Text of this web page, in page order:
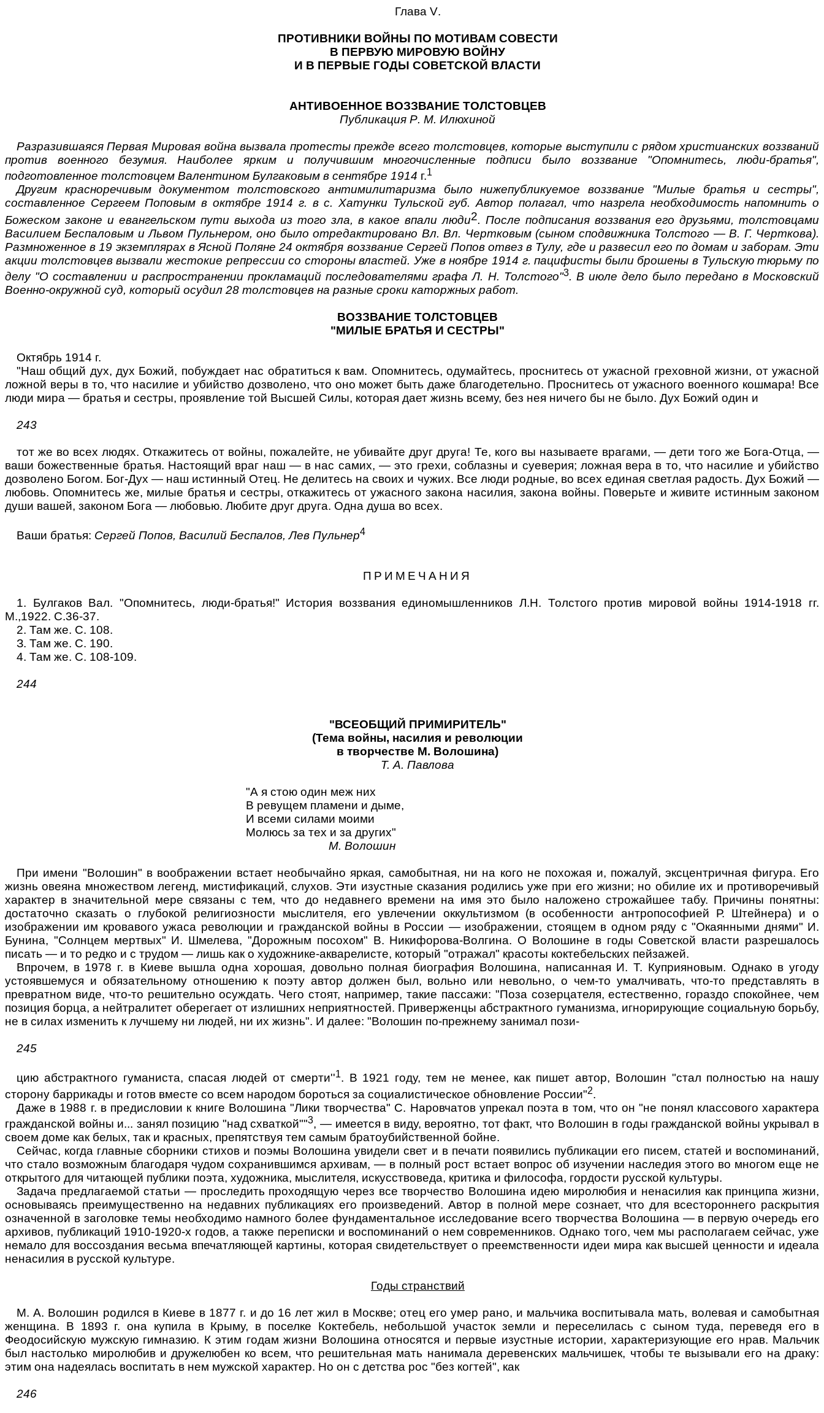
Глава V.
ПРОТИВНИКИ ВОЙНЫ ПО МОТИВАМ СОВЕСТИ
В ПЕРВУЮ МИРОВУЮ ВОЙНУ
И В ПЕРВЫЕ ГОДЫ СОВЕТСКОЙ ВЛАСТИ
АНТИВОЕННОЕ ВОЗЗВАНИЕ ТОЛСТОВЦЕВ
ПубликацияP.M. Илюхиной
Разразившаяся Первая Мировая война вызвала протесты прежде всего толстовцев, которые выступили с рядом христианских воззваний
против военного безумия. Наиболее ярким и получившим многочисленные подписи было воззвание "Опомнитесь, люди-братья",
подготовленное толстовцем Валентином Булгаковым в сентябре 1914 г.1
Другим красноречивым документом толстовского антимилитаризма было нижепубликуемое воззвание "Милые братья и сестры",
составленное Сергеем Поповым в октябре 1914 г. в с. Хатунки Тульской губ. Автор полагал, что назрела необходимость напомнить о
Божеском законе и евангельском пути выхода из того зла, в какое впали люди2. После подписания воззвания его друзьями, толстовцами
Василием Беспаловым и Львом Пульнером, оно было отредактировано Вл. Вл. Чертковым (сыном сподвижника Толстого —В. Г. Черткова).
Размноженное в 19 экземплярах в Ясной Поляне 24 октября воззвание Сергей Попов отвез в Тулу, где и развесил его по домам и заборам. Эти
акции толстовцев вызвали жестокие репрессии со стороны властей. Уже в ноябре 1914 г. пацифисты были брошены в Тульскую тюрьму по
делу "О составлении и распространении прокламаций последователями графа Л. Н. Толстого"3. В июле дело было передано в Московский
Военно-окружной суд, который осудил 28 толстовцев на разные сроки каторжных работ.
ВОЗЗВАНИЕ ТОЛСТОВЦЕВ
"МИЛЫЕ БРАТЬЯ И СЕСТРЫ"
Октябрь 1914 г.
"Наш общий дух, дух Божий, побуждает нас обратиться к вам. Опомнитесь, одумайтесь, проснитесь от ужасной греховной жизни, от ужасной
ложной веры в то, что насилие и убийство дозволено, что оно может быть даже благодетельно. Проснитесь от ужасного военного кошмара! Все
люди мира — братья и сестры, проявление той Высшей Силы, которая дает жизнь всему, без нея ничего бы не было. Дух Божий один и
243
тот же во всех людях. Откажитесь от войны, пожалейте, не убивайте друг друга! Те, кого вы называете врагами, — дети того же Бога-Отца, —
ваши божественные братья. Настоящий враг наш — в нас самих, — это грехи, соблазны и суеверия; ложная вера в то, что насилие и убийство
дозволено Богом. Бог-Дух — наш истинный Отец. Не делитесь на своих и чужих. Все люди родные, во всех единая светлая радость. Дух Божий —
любовь. Опомнитесь же, милые братья и сестры, откажитесь от ужасного закона насилия, закона войны. Поверьте и живите истинным законом
души вашей, законом Бога — любовью. Любите друг друга. Одна душа во всех.
Ваши братья: Сергей Попов, Василий Беспалов, Лев Пульнер4
ПРИМЕЧАНИЯ
1. Булгаков Вал. "Опомнитесь, люди-братья!" История воззвания единомышленников Л.Н. Толстого против мировой войны 1914-1918 гг.
М.,1922. С.36-37.
2. Там же. С. 108.
З. Там же. С. 190.
4. Там же. С. 108-109.
244
"ВСЕОБЩИЙ ПРИМИРИТЕЛЬ"
(Тема войны, насилия и революции
в творчестве М. Волошина)
Т. А. Павлова
"А я стою один меж них
В ревущем пламени и дыме,
И всеми силами моими
Молюсь за тех и за других"
М. Волошин
При имени "Волошин" в воображении встает необычайно яркая, самобытная, ни на кого не похожая и, пожалуй, эксцентричная фигура. Его
жизнь овеяна множеством легенд, мистификаций, слухов. Эти изустные сказания родились уже при его жизни; но обилие их и противоречивый
характер в значительной мере связаны с тем, что до недавнего времени на имя это было наложено строжайшее табу. Причины понятны:
достаточно сказать о глубокой религиозности мыслителя, его увлечении оккультизмом (в особенности антропософией Р. Штейнера) и о
изображении им кровавого ужаса революции и гражданской войны в России — изображении, стоящем в одном ряду с "Окаянными днями" И.
Бунина, "Солнцем мертвых" И. Шмелева, "Дорожным посохом" В. Никифорова-Волгина. О Волошине в годы Советской власти разрешалось
писать — и то редко и с трудом — лишь как о художнике-акварелисте, который "отражал" красоты коктебельских пейзажей.
Впрочем, в 1978 г. в Киеве вышла одна хорошая, довольно полная биография Волошина, написанная И. Т. Куприяновым. Однако в угоду
устоявшемуся и обязательному отношению к поэту автор должен был, вольно или невольно, о чем-то умалчивать, что-то представлять в
превратном виде, что-то решительно осуждать. Чего стоят, например, такие пассажи: "Поза созерцателя, естественно, гораздо спокойнее, чем
позиция борца, а нейтралитет оберегает от излишних неприятностей. Приверженцы абстрактного гуманизма, игнорирующие социальную борьбу,
не в силах изменить к лучшему ни людей, ни их жизнь". И далее: "Волошин по-прежнему занимал пози-
245
цию абстрактного гуманиста, спасая людей от смерти''1. В 1921 году, тем не менее, как пишет автор, Волошин "стал полностью на нашу
сторону баррикады и готов вместе со всем народом бороться за социалистическое обновление России"2.
Даже в 1988 г. в предисловии к книге Волошина "Лики творчества" С. Наровчатов упрекал поэта в том, что он "не понял классового характера
гражданской войны и... занял позицию "над схваткой""3, — имеется в виду, вероятно, тот факт, что Волошин в годы гражданской войны укрывал в
своем доме как белых, так и красных, препятствуя тем самым братоубийственной бойне.
Сейчас, когда главные сборники стихов и поэмы Волошина увидели свет и в печати появились публикации его писем, статей и воспоминаний,
что стало возможным благодаря чудом сохранившимся архивам, — в полный рост встает вопрос об изучении наследия этого во многом еще не
открытого для читающей публики поэта, художника, мыслителя, искусствоведа, критика и философа, гордости русской культуры.
Задача предлагаемой статьи — проследить проходящую через все творчество Волошина идею миролюбия и ненасилия как принципа жизни,
основываясь преимущественно на недавних публикациях его произведений. Автор в полной мере сознает, что для всестороннего раскрытия
означенной в заголовке темы необходимо намного более фундаментальное исследование всего творчества Волошина — в первую очередь его
архивов, публикаций 1910-1920-х годов, а также переписки и воспоминаний о нем современников. Однако того, чем мы располагаем сейчас, уже
немало для воссоздания весьма впечатляющей картины, которая свидетельствует о преемственности идеи мира как высшей ценности и идеала
ненасилия в русской культуре.
Годы странствий
М. А. Волошин родился в Киеве в 1877 г. и до 16 лет жил в Москве; отец его умер рано, и мальчика воспитывала мать, волевая и самобытная
женщина. В 1893 г. она купила в Крыму, в поселке Коктебель, небольшой участок земли и переселилась с сыном туда, переведя его в
Феодосийскую мужскую гимназию. К этим годам жизни Волошина относятся и первые изустные истории, характеризующие его нрав. Мальчик
был настолько миролюбив и дружелюбен ко всем, что решительная мать нанимала деревенских мальчишек, чтобы те вызывали его на драку:
этим она надеялась воспитать в нем мужской характер. Но он с детства рос "без когтей", как
246